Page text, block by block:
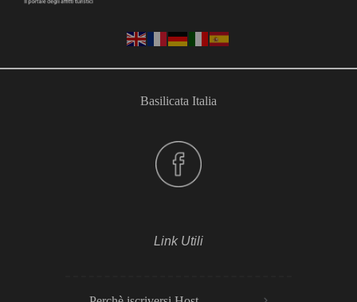
Basilicata Italia
Link Utili